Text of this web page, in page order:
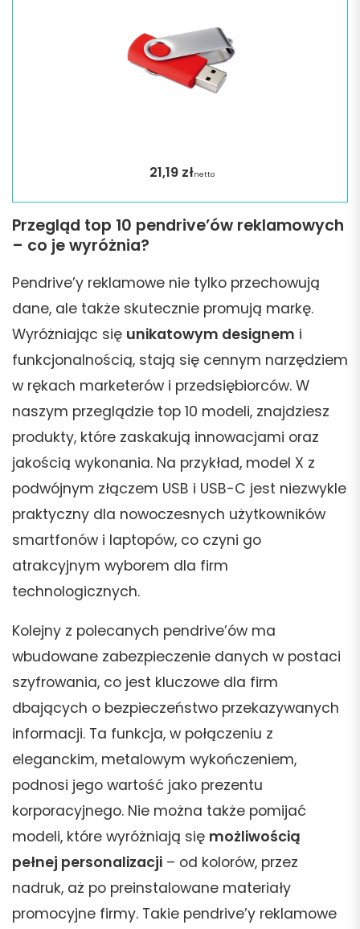
21,19 złnetto
Przegląd top 10 pendrive’ów reklamowych
– co je wyróżnia?
Pendrive’y reklamowe nie tylko przechowują
dane, ale także skutecznie promują markę.
Wyróżniając się unikatowym designem i
funkcjonalnością, stają się cennym narzędziem
w rękach marketerów i przedsiębiorców. W
naszym przeglądzie top 10 modeli, znajdziesz
produkty, które zaskakują innowacjami oraz
jakością wykonania. Na przykład, model X z
podwójnym złączem USB i USB-C jest niezwykle
praktyczny dla nowoczesnych użytkowników
smartfonów i laptopów, co czyni go
atrakcyjnym wyborem dla firm
technologicznych.
Kolejny z polecanych pendrive’ów ma
wbudowane zabezpieczenie danych w postaci
szyfrowania, co jest kluczowe dla firm
dbających o bezpieczeństwo przekazywanych
informacji. Ta funkcja, w połączeniu z
eleganckim, metalowym wykończeniem,
podnosi jego wartość jako prezentu
korporacyjnego. Nie można także pomijać
modeli, które wyróżniają się możliwością
pełnej personalizacji – od kolorów, przez
nadruk, aż po preinstalowane materiały
promocyjne firmy. Takie pendrive’y reklamowe